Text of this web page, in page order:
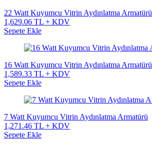
22 Watt Kuyumcu Vitrin Aydınlatma Armatürü
1,629.06 TL + KDV
Sepete Ekle
16 Watt Kuyumcu Vitrin Aydınlatma Armatürü
1,589.33 TL + KDV
Sepete Ekle
7 Watt Kuyumcu Vitrin Aydınlatma Armatürü
1,271.46 TL + KDV
Sepete Ekle